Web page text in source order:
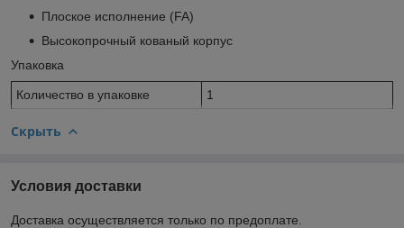
Плоское исполнение (FA)
Высокопрочный кованый корпус
Упаковка
Количество в упаковке 1
Скрыть
Условия доставки
Доставка осуществляется только по предоплате.